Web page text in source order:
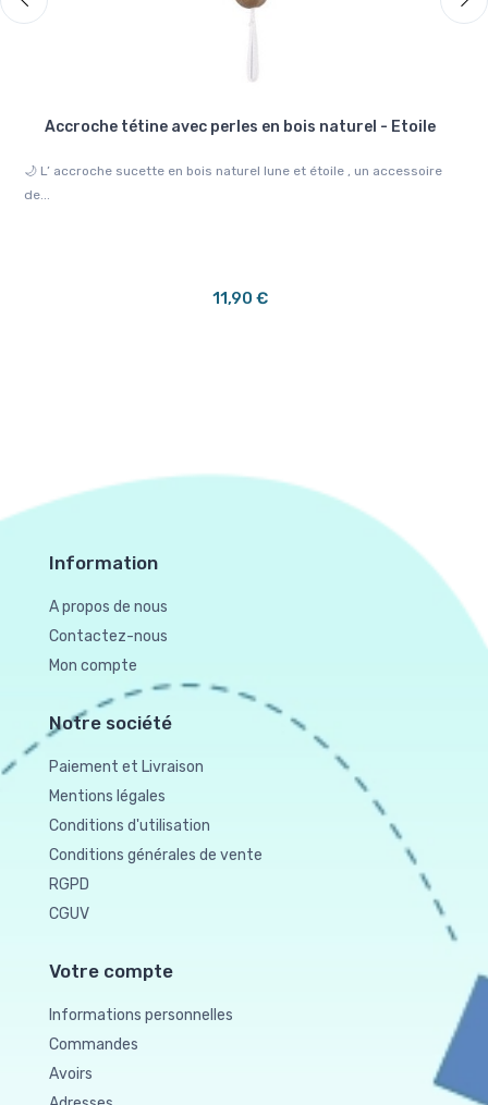
Accroche tétine avec perles en bois naturel - Etoile
🌙 L’ accroche sucette en bois naturel lune et étoile , un accessoire
de...
11,90 €
Information
A propos de nous
Contactez-nous
Mon compte
Notre société
Paiement et Livraison
Mentions légales
Conditions d'utilisation
Conditions générales de vente
RGPD
CGUV
Votre compte
Informations personnelles
Commandes
Avoirs